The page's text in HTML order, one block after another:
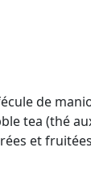
de
tea (thé
et